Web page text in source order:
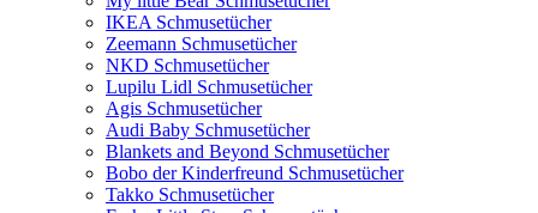
IKEA Schmusetücher
Zeemann Schmusetücher
NKD Schmusetücher
Lupilu Lidl Schmusetücher
Agis Schmusetücher
Audi Baby Schmusetücher
Blankets and Beyond Schmusetücher
Bobo der Kinderfreund Schmusetücher
Takko Schmusetücher